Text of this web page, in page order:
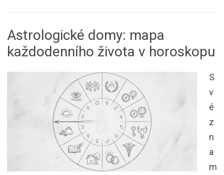
Astrologické domy: mapa
každodenního života v horoskopu
S
v
é
z
n
a
m